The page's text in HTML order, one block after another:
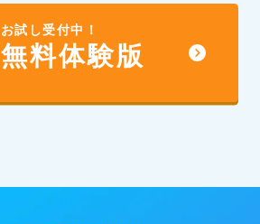
お試し受付中！
無料体験版